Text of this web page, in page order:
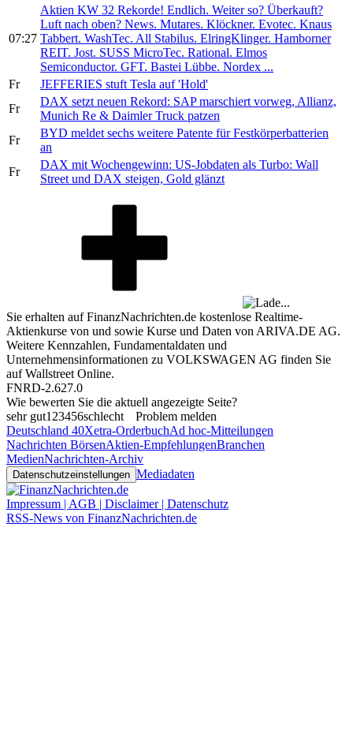
07:27
Aktien KW 32 Rekorde! Endlich. Weiter so? Überkauft?
Luft nach oben? News. Mutares. Klöckner. Evotec. Knaus
Tabbert. WashTec. All Stabilus. ElringKlinger. Hamborner
REIT. Jost. SUSS MicroTec. Rational. Elmos
Semiconductor. GFT. Bastei Lübbe. Nordex ...
Fr
JEFFERIES stuft Tesla auf 'Hold'
Fr
DAX setzt neuen Rekord: SAP marschiert vorweg, Allianz,
Munich Re & Daimler Truck patzen
Fr
BYD meldet sechs weitere Patente für Festkörperbatterien
an
Fr
DAX mit Wochengewinn: US-Jobdaten als Turbo: Wall
Street und DAX steigen, Gold glänzt
Sie erhalten auf FinanzNachrichten.de kostenlose Realtime-
Aktienkurse von und sowie Kurse und Daten von ARIVA.DE AG.
Weitere Kennzahlen, Fundamentaldaten und
Unternehmensinformationen zu VOLKSWAGEN AG finden Sie
aufWallstreet Online.
FNRD-2.627.0
Wie bewerten Sie die aktuell angezeigte Seite?
sehr gut1 23456schlecht
Problem melden
Deutschland 40Xetra-OrderbuchAd hoc-Mitteilungen
Nachrichten BörsenAktien-EmpfehlungenBranchen
MedienNachrichten-Archiv
Datenschutzeinstellungen Mediadaten
Impressum | AGB | Disclaimer | Datenschutz
RSS-News von FinanzNachrichten.de